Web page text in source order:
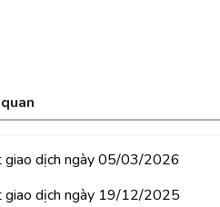
giao dịch ngày 05/03/2026
giao dịch ngày 19/12/2025